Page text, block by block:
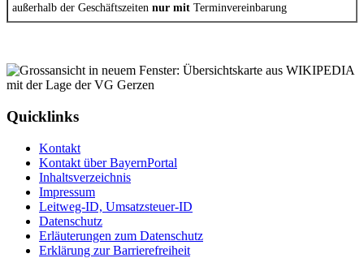
außerhalb der Geschäftszeiten nur mit Terminvereinbarung
Quicklinks
Kontakt
Kontakt über BayernPortal
Inhaltsverzeichnis
Impressum
Leitweg-ID, Umsatzsteuer-ID
Datenschutz
Erläuterungen zum Datenschutz
Erklärung zur Barrierefreiheit